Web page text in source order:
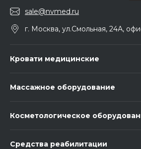
sale@nvmed.ru
г. Москва, ул.Смольная, 24А,
Кровати медицинские
Массажное оборудование
Косметологическое
Средства реабилитации